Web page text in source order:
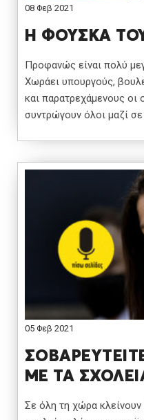
08 Φεβ 2021
Η ΦΟΥΣΚΑ
Προφανώς είναι πολύ
Χωράει υπουργούς,
και παρατρεχάμενους οι
συντρώγουν όλοι μαζί
05 Φεβ 2021
ΜΕ ΤΑ
Σε όλη τη χώρα